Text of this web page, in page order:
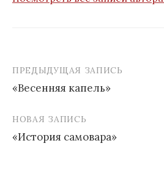
Навигация
по
записям
ПРЕДЫДУЩАЯ ЗАПИСЬ
«Весенняя капель»
НОВАЯ ЗАПИСЬ
«История самовара»